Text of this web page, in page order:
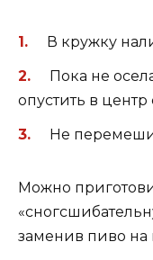
В кружку
Пока не
опустить в
Не
Можно
заменив пиво на